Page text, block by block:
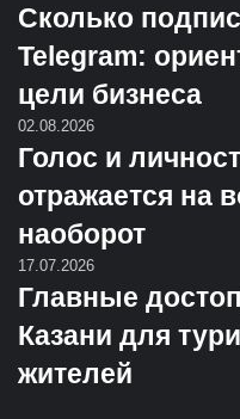
Сколько
Telegram:
цели бизнеса
02.08.2026
Голос и
отражается на
наоборот
17.07.2026
Главные
Казани для
жителей